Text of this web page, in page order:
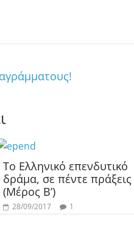
Το Ελληνικό επενδυτικό
δράμα, σε πέντε πράξεις
(Μέρος Β’)
28/09/2017 1